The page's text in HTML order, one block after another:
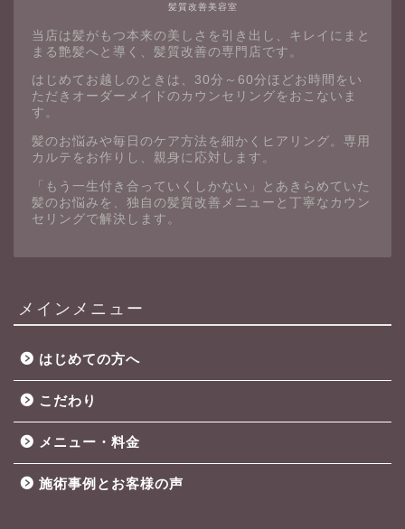
髪質改善美容室
当店は髪がもつ本来の美しさを引き出し、キレイにまと
まる艶髪へと導く、髪質改善の専門店です。
はじめてお越しのときは、30分～60分ほどお時間をい
ただきオーダーメイドのカウンセリングをおこないま
す。
髪のお悩みや毎日のケア方法を細かくヒアリング。専用
カルテをお作りし、親身に応対します。
「もう一生付き合っていくしかない」とあきらめていた
髪のお悩みを、独自の髪質改善メニューと丁寧なカウン
セリングで解決します。
メインメニュー
はじめての方へ
こだわり
メニュー・料金
施術事例とお客様の声